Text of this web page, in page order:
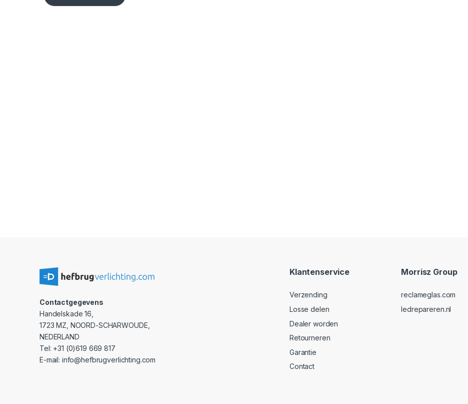
Contactgegevens
Handelskade 16,
1723 MZ, NOORD-SCHARWOUDE,
NEDERLAND
Tel: +31 (0)619 669 817
E-mail: info@hefbrugverlichting.com
Klantenservice
Verzending
Losse delen
Dealer worden
Retourneren
Garantie
Contact
Morrisz Group
reclameglas.com
ledrepareren.nl